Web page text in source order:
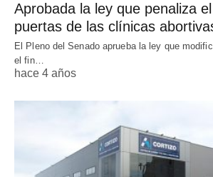
Aprobada la ley que penaliza
puertas de las clínicas
El Pleno del Senado aprueba la ley que
el fin…
hace 4 años